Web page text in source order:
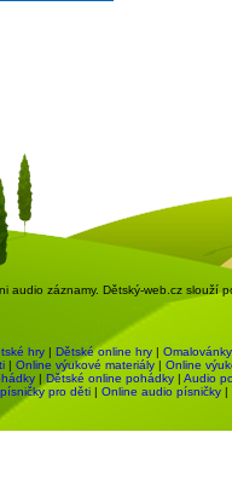
audio záznamy. Dětský-web.cz slouží
hry | Dětské online hry | Omalovánky
| Online výukové materiály | Online
| Dětské online pohádky | Audio
pro děti | Online audio písničky |